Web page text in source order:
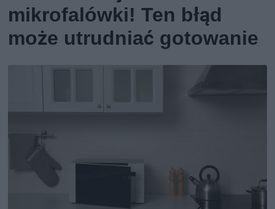
mikrofalówki! Ten błąd
może utrudniać gotowanie